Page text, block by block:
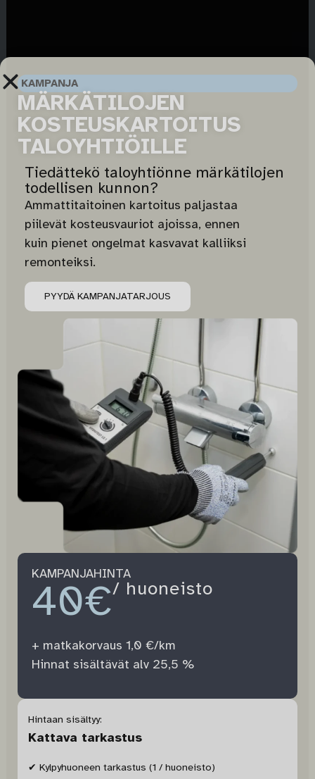
KAMPANJA
MÄRKÄTILOJEN
KOSTEUSKARTOITUS
TALOYHTIÖILLE
Tiedättekö taloyhtiönne märkätilojen
todellisen kunnon?
Ammattitaitoinen kartoitus paljastaa
piilevät kosteusvauriot ajoissa, ennen
kuin pienet ongelmat kasvavat kalliiksi
remonteiksi.
PYYDÄ KAMPANJATARJOUS
KAMPANJAHINTA
40€/ huoneisto
+ matkakorvaus 1,0 €/km
Hinnat sisältävät alv 25,5 %
Hintaan sisältyy:
Kattava tarkastus
✔ Kylpyhuoneen tarkastus (1 / huoneisto)